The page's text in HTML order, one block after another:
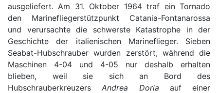
ausgeliefert. Am 31. Oktober 1964 traf ein Tornado
den Marinefliegerstützpunkt Catania-Fontanarossa
und verursachte die schwerste Katastrophe in der
Geschichte der italienischen Marineflieger. Sieben
Seabat-Hubschrauber wurden zerstört, während die
Maschinen 4-04 und 4-05 nur deshalb erhalten
blieben, weil sie sich an Bord des
HubschrauberkreuzersAndrea Doria auf einer